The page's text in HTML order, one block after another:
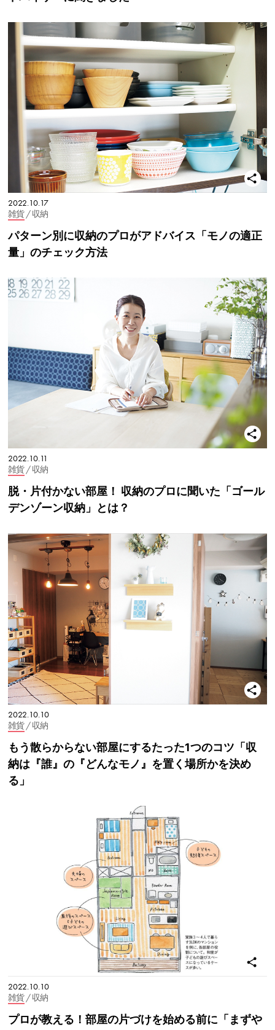
2022.10.17
雑貨/ 収納
パターン別に収納のプロがアドバイス「モノの適正
量」のチェック方法
2022.10.11
雑貨/ 収納
脱・片付かない部屋！ 収納のプロに聞いた「ゴール
デンゾーン収納」とは？
2022.10.10
雑貨/ 収納
もう散らからない部屋にするたった1つのコツ「収
納は『誰』の『どんなモノ』を置く場所かを決め
る」
2022.10.10
雑貨/ 収納
プロが教える！部屋の片づけを始める前に「まずや